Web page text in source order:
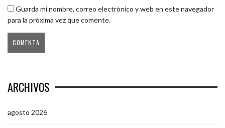
Guarda mi nombre, correo electrónico y web en este navegador
para la próxima vez que comente.
ARCHIVOS
agosto 2026